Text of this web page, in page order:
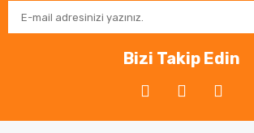
Ürün fiyatı diğer sitelerden daha pahalı.
Bizi Takip Edin